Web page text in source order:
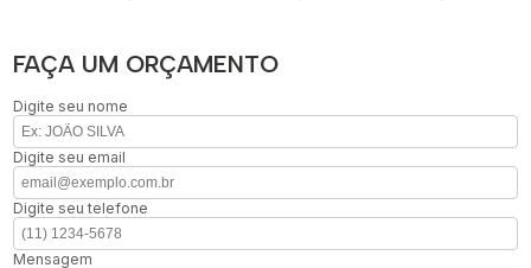
FAÇA UM ORÇAMENTO
Digite seu nome
Digite seu email
Digite seu telefone
Mensagem